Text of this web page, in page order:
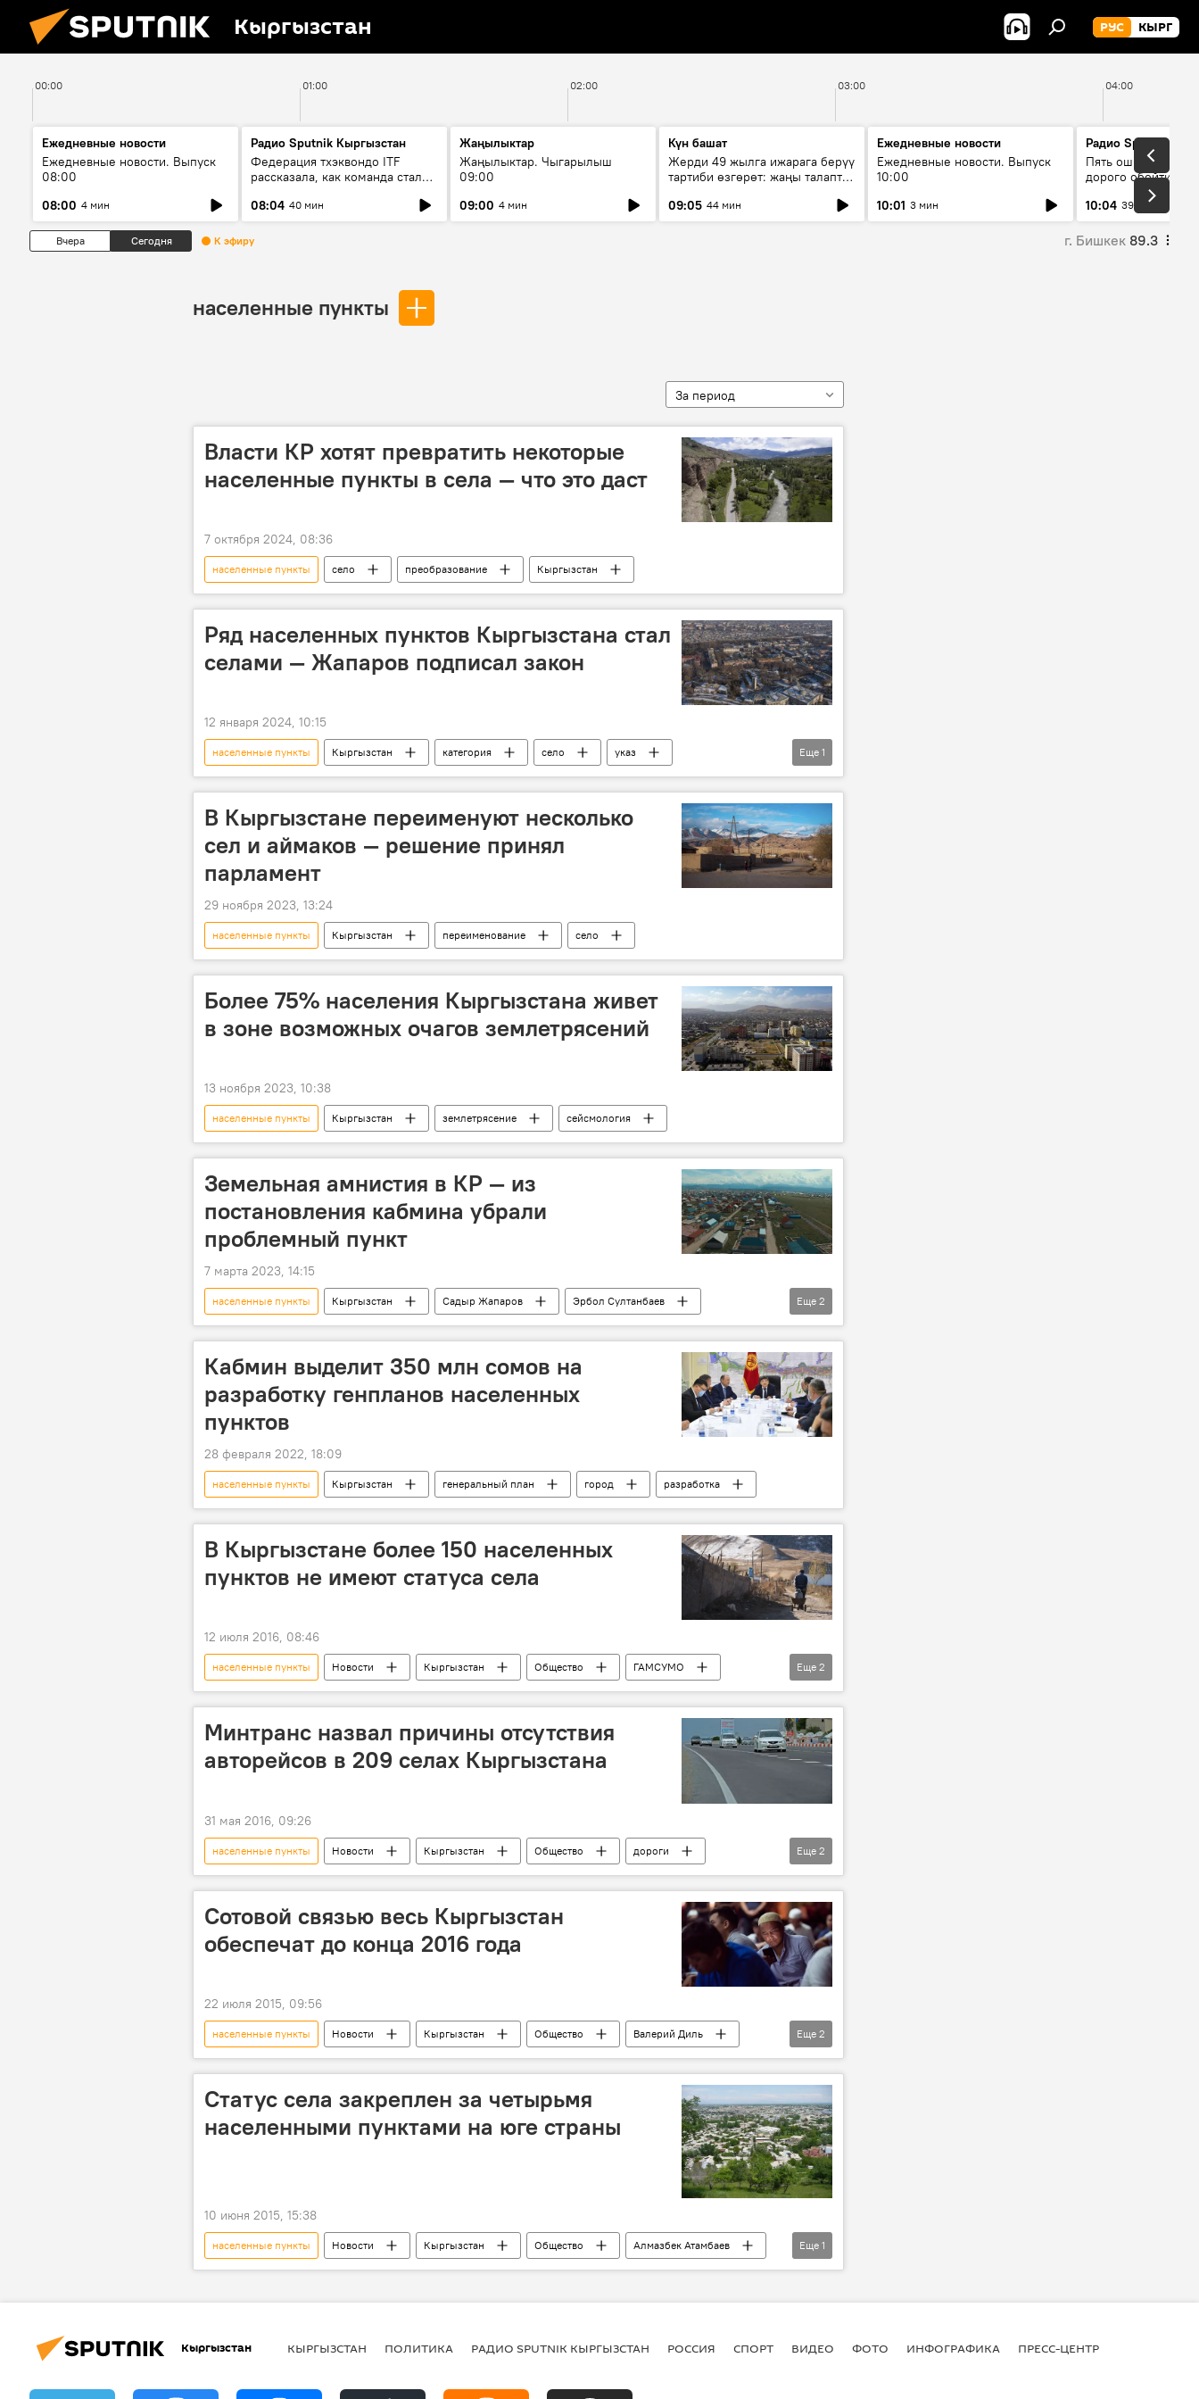
Кыргызстан РУС КЫРГ
00:00 01:00 02:00 03:00 04:00
Ежедневные новости
Ежедневные новости. Выпуск
08:00
08:00 4 мин
Радио Sputnik Кыргызстан
Федерация тхэквондо ITF
рассказала, как команда стала
08:04 40 мин
Жаңылыктар
Жаңылыктар. Чыгарылыш
09:00
09:00 4 мин
Күн башат
Жерди 49 жылга ижарага берүү
тартиби өзгөрөт: жаңы талаптар
09:05 44 мин
Ежедневные новости
Ежедневные новости. Выпуск
10:00
10:01 3 мин
Радио Sputnik
Пять ошибок
дорого обойтись
10:04 39 мин
Вчера Сегодня К эфиру г. Бишкек 89.3
населенные пункты
За период
Власти КР хотят превратить некоторые
населенные пункты в села — что это даст
7 октября 2024, 08:36
населенные пункты село преобразование Кыргызстан
Ряд населенных пунктов Кыргызстана стал
селами — Жапаров подписал закон
12 января 2024, 10:15
населенные пункты Кыргызстан категория село
указ
Садыр Жапаров
Еще 1
В Кыргызстане переименуют несколько
сел и аймаков — решение принял
парламент
29 ноября 2023, 13:24
населенные пункты Кыргызстан переименование село
Более 75% населения Кыргызстана живет
в зоне возможных очагов землетрясений
13 ноября 2023, 10:38
населенные пункты Кыргызстан землетрясение сейсмология
Земельная амнистия в КР — из
постановления кабмина убрали
проблемный пункт
7 марта 2023, 14:15
населенные пункты Кыргызстан Садыр Жапаров
Эрбол Султанбаев
земельная амнистия
Новости Киргизии
Еще 2
Кабмин выделит 350 млн сомов на
разработку генпланов населенных
пунктов
28 февраля 2022, 18:09
населенные пункты Кыргызстан генеральный план город разработка
В Кыргызстане более 150 населенных
пунктов не имеют статуса села
12 июля 2016, 08:46
населенные пункты Новости Кыргызстан Общество
ГАМСУМО
село
ведомство
Еще 2
Минтранс назвал причины отсутствия
авторейсов в 209 селах Кыргызстана
31 мая 2016, 09:26
населенные пункты Новости Кыргызстан Общество
дороги
население
проблемы
Еще 2
Сотовой связью весь Кыргызстан
обеспечат до конца 2016 года
22 июля 2015, 09:56
населенные пункты Новости Кыргызстан Общество
Валерий Диль
цифровое вещание
сотовая связь
Еще 2
Статус села закреплен за четырьмя
населенными пунктами на юге страны
10 июня 2015, 15:38
населенные пункты Новости Кыргызстан Общество
Алмазбек Атамбаев
село
Еще 1
Кыргызстан КЫРГЫЗСТАН ПОЛИТИКА РАДИО SPUTNIK КЫРГЫЗСТАН РОССИЯ СПОРТ ВИДЕО ФОТО ИНФОГРАФИКА ПРЕСС-ЦЕНТР